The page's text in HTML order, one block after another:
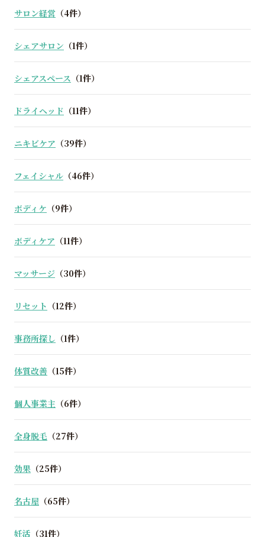
サロン経営 （4件）
シェアサロン （1件）
シェアスペース （1件）
ドライヘッド （11件）
ニキビケア （39件）
フェイシャル （46件）
ボディケ （9件）
ボディケア （11件）
マッサージ （30件）
リセット （12件）
事務所探し （1件）
体質改善 （15件）
個人事業主 （6件）
全身脱毛 （27件）
効果 （25件）
名古屋 （65件）
妊活 （31件）